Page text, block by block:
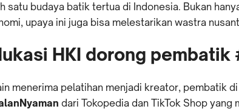
satu budaya batik tertua di Indonesia. Bukan
upaya ini juga bisa melestarikan wastra
HKI dorong pembatik
menerima pelatihan menjadi kreator, pembatik
dari Tokopedia dan TikTok Shop yang